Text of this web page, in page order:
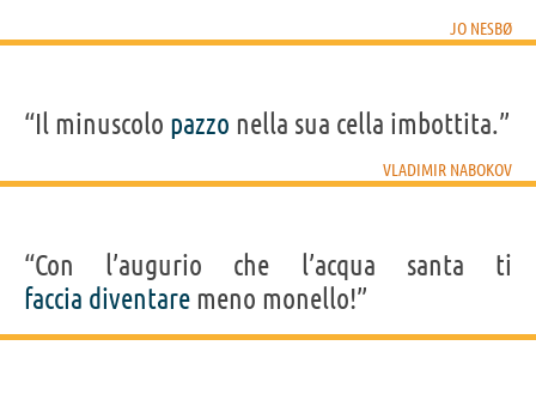
JO NESBØ
“Il minuscolo pazzo nella sua cella imbottita.”
VLADIMIR NABOKOV
“Con l’augurio che l’acqua santa ti
faccia diventare meno monello!”